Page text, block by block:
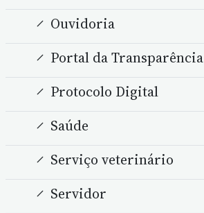
Ouvidoria
Portal da Transparência
Protocolo Digital
Saúde
Serviço veterinário
Servidor